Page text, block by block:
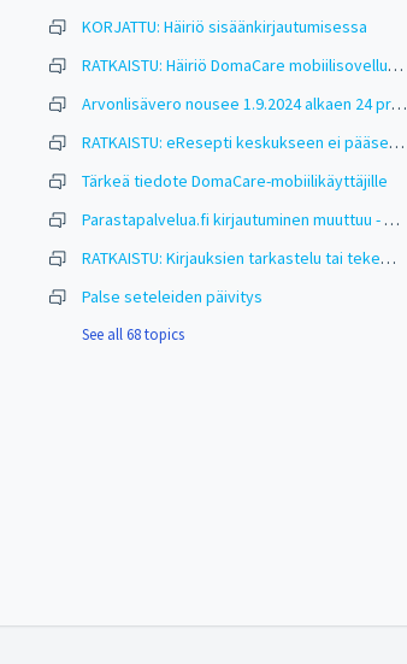
KORJATTU: Häiriö sisäänkirjautumisessa
RATKAISTU: Häiriö DomaCare mobiilisovelluksessa
Arvonlisävero nousee 1.9.2024 alkaen 24 prosentista 25,5 prosenttiin
RATKAISTU: eResepti keskukseen ei pääse kirjautumaan
Tärkeä tiedote DomaCare-mobiilikäyttäjille
Parastapalvelua.fi kirjautuminen muuttuu - Ei vaadi DomaCaren osalta toimenpiteitä
RATKAISTU: Kirjauksien tarkastelu tai tekeminen ei onnistu osalla asiakkaista mobiilissa
Palse seteleiden päivitys
See all 68 topics